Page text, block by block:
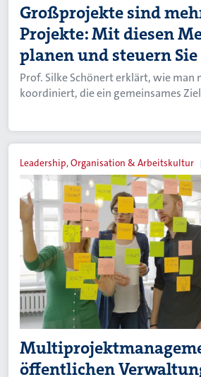
Großprojekte sind
Projekte: Mit diesen
planen und steuern
Prof. Silke Schönert erklärt, wie man
koordiniert, die ein gemeinsames
Leadership, Organisation & Arbeitskultur
öffentlichen